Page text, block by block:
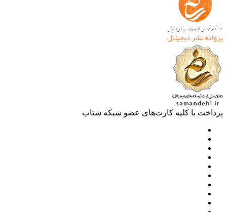
با کلیه کارت‌های عضو شبکه شتاب